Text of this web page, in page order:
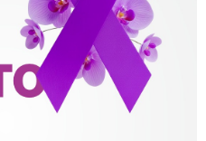
– ACOLHER,
A
CONTRA A